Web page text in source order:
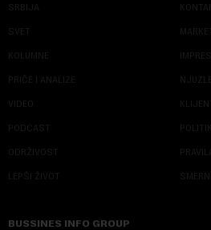
SRBIJA
SVET
KOLUMNE
PRIČE I ANALIZE
VIDEO
PODCAST
ODRŽIVOST
LEPŠI ŽIVOT
BUSSINES INFO GROUP